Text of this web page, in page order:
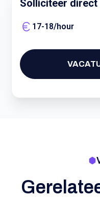
Solliciteer direct
17-18/hour